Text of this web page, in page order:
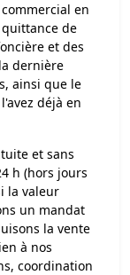
en
de
et des
dernière
ainsi que le
déjà en
et sans
h (hors jours
la valeur
un mandat
la vente
à nos
coordination